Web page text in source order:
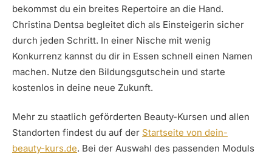
bekommst du ein breites Repertoire an die Hand.
Christina Dentsa begleitet dich als Einsteigerin sicher
durch jeden Schritt. In einer Nische mit wenig
Konkurrenz kannst du dir in Essen schnell einen Namen
machen. Nutze den Bildungsgutschein und starte
kostenlos in deine neue Zukunft.
Mehr zu staatlich geförderten Beauty-Kursen und allen
Standorten findest du auf der Startseite von dein-
beauty-kurs.de. Bei der Auswahl des passenden Moduls